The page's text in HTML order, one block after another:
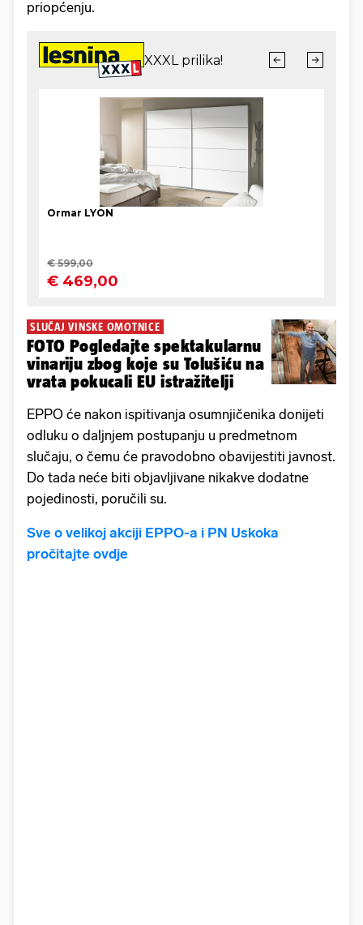
priopćenju.
SLUČAJ VINSKE OMOTNICE
FOTO Pogledajte spektakularnu
vinariju zbog koje su Tolušiću na
vrata pokucali EU istražitelji
EPPO će nakon ispitivanja osumnjičenika donijeti
odluku o daljnjem postupanju u predmetnom
slučaju, o čemu će pravodobno obavijestiti javnost.
Do tada neće biti objavljivane nikakve dodatne
pojedinosti, poručili su.
Sve o velikoj akciji EPPO-a i PN Uskoka
pročitajte ovdje